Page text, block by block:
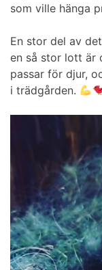
som ville hänga
En stor del av
en så stor lott är
passar för djur,
i trädgården.